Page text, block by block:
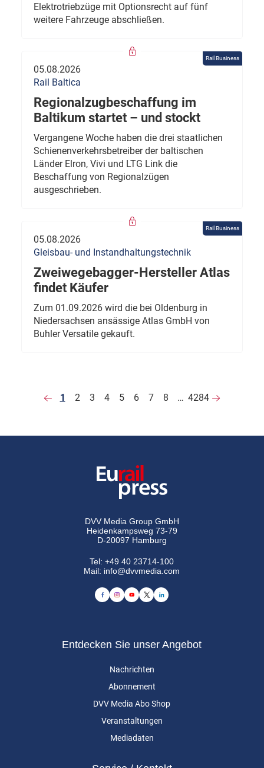
Elektrotriebzüge mit Optionsrecht auf fünf
weitere Fahrzeuge abschließen.
Rail Business
05.08.2026
Rail Baltica
Regionalzugbeschaffung im
Baltikum startet – und stockt
Vergangene Woche haben die drei staatlichen
Schienenverkehrsbetreiber der baltischen
Länder Elron, Vivi und LTG Link die
Beschaffung von Regionalzügen
ausgeschrieben.
Rail Business
05.08.2026
Gleisbau- und Instandhaltungstechnik
Zweiwegebagger-Hersteller Atlas
findet Käufer
Zum 01.09.2026 wird die bei Oldenburg in
Niedersachsen ansässige Atlas GmbH von
Buhler Versatile gekauft.
1 2 3 4 5 6 7 8 … 4284
DVV Media Group GmbH
Heidenkampsweg 73-79
D-20097 Hamburg
Tel:+49 40 23714-100
Mail: info@dvvmedia.com
Entdecken Sie unser Angebot
Nachrichten
Abonnement
DVV Media Abo Shop
Veranstaltungen
Mediadaten